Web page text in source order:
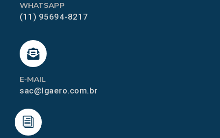
E-MAIL
sac@lgaero.com.br
WHATSAPP
(11) 95694-8217